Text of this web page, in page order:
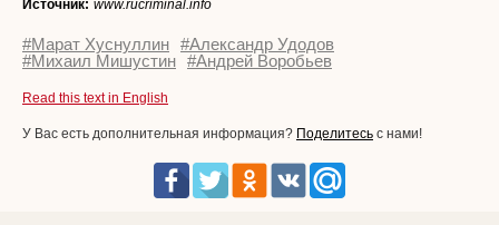
Источник: www.rucriminal.info
#Марат Хуснуллин #Александр Удодов
#Михаил Мишустин #Андрей Воробьев
Read this text in English
У Вас есть дополнительная информация? Поделитесь с нами!